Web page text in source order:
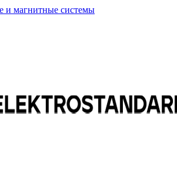
и магнитные системы